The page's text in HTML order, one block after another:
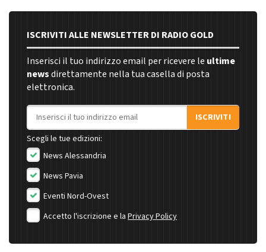
ISCRIVITI ALLE NEWSLETTER DI RADIO GOLD
Inserisci il tuo indirizzo email per ricevere le ultime
newsdirettamente nella tua casella di posta
elettronica.
Indirizzo email
ISCRIVITI
Scegli le tue edizioni:
News Alessandria
News Pavia
Eventi Nord-Ovest
Accetto l'iscrizione e la Privacy Policy